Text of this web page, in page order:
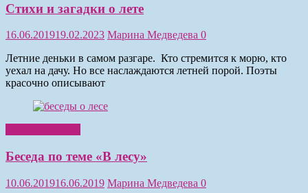
Стихи и загадки о лете
16.06.201919.02.2023 Марина Медведева 0
Летние деньки в самом разгаре. Кто стремится к морю, кто
уехал на дачу. Но все наслаждаются летней порой. Поэты
красочно описывают
Беседа по теме «В лесу»
10.06.201916.06.2019 Марина Медведева 0